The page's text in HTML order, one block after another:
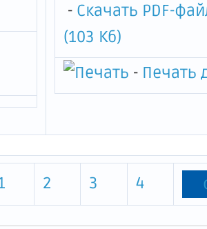
- Скачать PDF-
(103 Кб)
- Печать
2 3 4